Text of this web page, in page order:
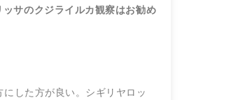
サのクジライルカ観察はお勧め
した方が良い。シギリヤロッ